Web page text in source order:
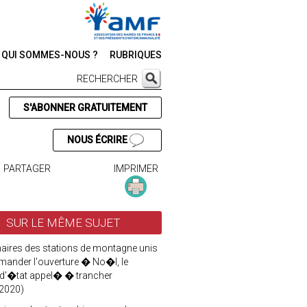
QUI SOMMES-NOUS ? RUBRIQUES
RECHERCHER
S'ABONNER GRATUITEMENT
NOUS ÉCRIRE
PARTAGER IMPRIMER
SUR LE MÊME SUJET
des stations de montagne unis
l'ouverture � No�l, le
d'�tat appel� � trancher